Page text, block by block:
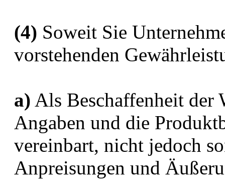
(4) Soweit Sie
vorstehenden
a) Als Beschaffenheit der
Angaben und die
vereinbart, nicht jedoch
Anpreisungen und